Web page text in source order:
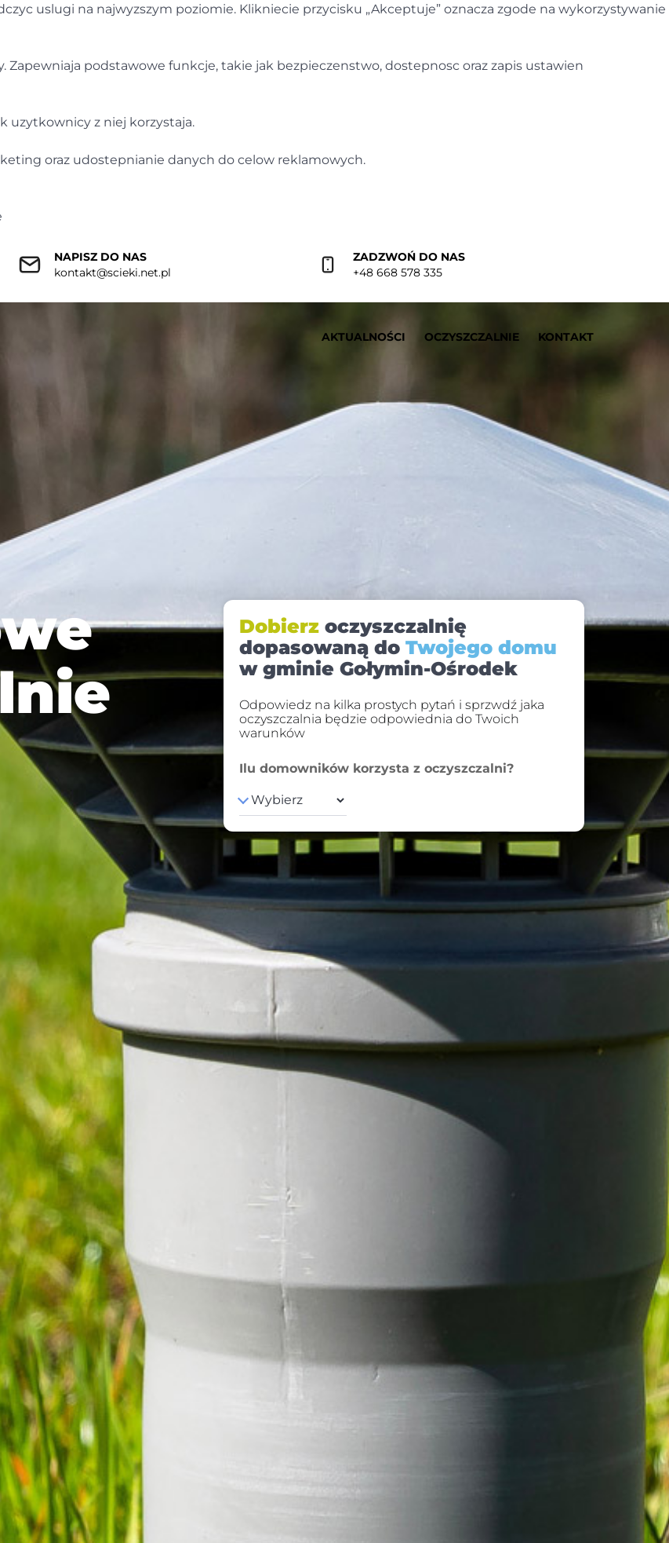
uslugi na najwyzszym poziomie. Klikniecie przycisku „Akceptuje” oznacza zgode na wykorzystywanie
podstawowe funkcje, takie jak bezpieczenstwo, dostepnosc oraz zapis ustawien
uzytkownicy z niej korzystaja.
oraz udostepnianie danych do celow reklamowych.
NAPISZ DO NAS
kontakt@scieki.net.pl
ZADZWOŃ DO NAS
+48 668 578 335
AKTUALNOŚCI OCZYSZCZALNIE KONTAKT
Dobierz oczyszczalnię
dopasowaną do Twojego domu
w gminie Gołymin-Ośrodek
Odpowiedz na kilka prostych pytań i sprzwdź jaka
oczyszczalnia będzie odpowiednia do Twoich
warunków
Ilu domowników korzysta z oczyszczalni?